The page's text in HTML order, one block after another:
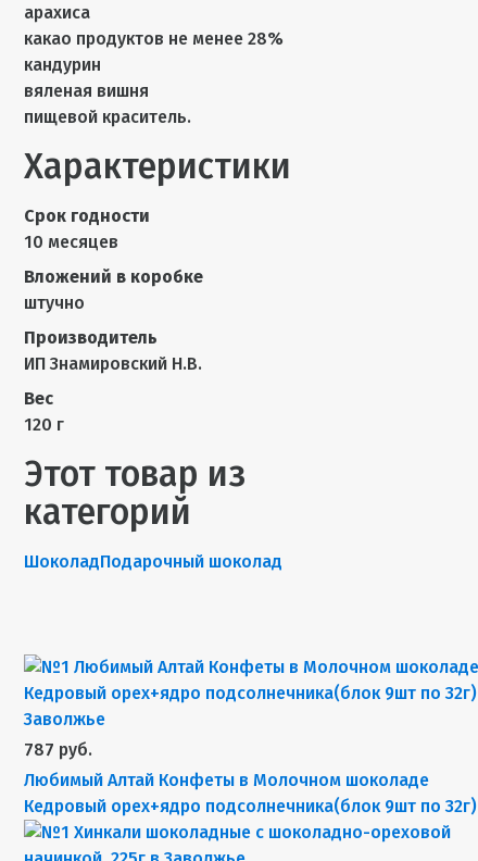
арахиса
какао продуктов не менее 28%
кандурин
вяленая вишня
пищевой краситель.
Характеристики
Срок годности
10 месяцев
Вложений в коробке
штучно
Производитель
ИП Знамировский Н.В.
Вес
120 г
Этот товар из
категорий
ШоколадПодарочный шоколад
787 руб.
Любимый Алтай Конфеты в Молочном шоколаде
Кедровый орех+ядро подсолнечника(блок 9шт по 32г)